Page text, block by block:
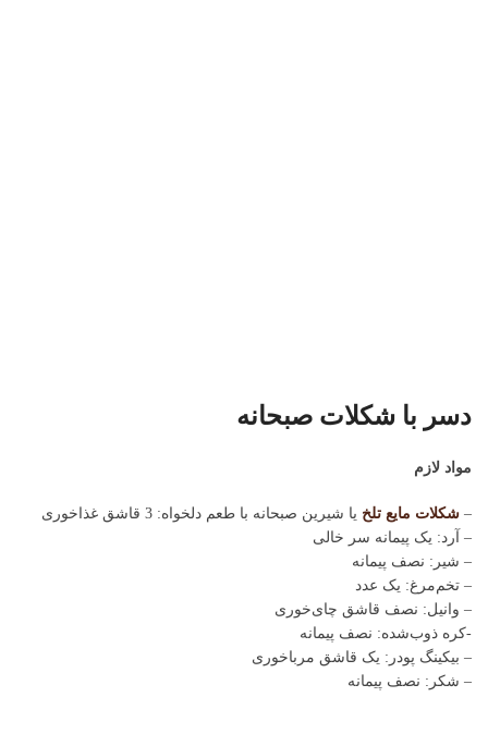
دسر با شکلات صبحانه
مواد لازم
– شکلات مایع تلخ یا شیرین صبحانه با طعم دلخواه: 3 قاشق غذاخوری
– آرد: یک پیمانه سر خالی
– شیر: نصف پیمانه
– تخم‌مرغ: یک عدد
– وانیل: نصف قاشق چای‌خوری
-کره ذوب‌شده: نصف پیمانه
– بیکینگ پودر: یک قاشق مرباخوری
– شکر: نصف پیمانه